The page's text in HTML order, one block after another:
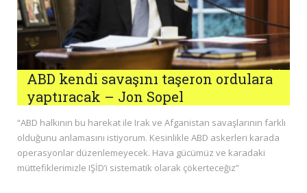
ABD kendi savaşını taşeron ordulara
yaptıracak – Jon Sopel
“ABD halkının bu harekat ile Irak ve Afganistan savaşlarının farklı
olduğunu anlamasını istiyorum. Kesinlikle ABD askerleri karada
operasyonlar düzenlemeyecek. Hava gücümüz ve karadaki
müttefiklerimizle IŞİD’i sistematik olarak çökerteceğiz”